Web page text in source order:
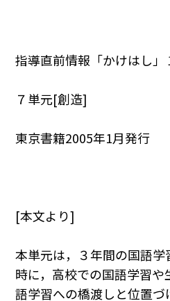
指導直前情報「かけはし」
７単元[創造]
東京書籍2005年1月発行
[本文より]
本単元は，３年間の国語
時に，高校での国語学習
語学習への橋渡しと位置づ